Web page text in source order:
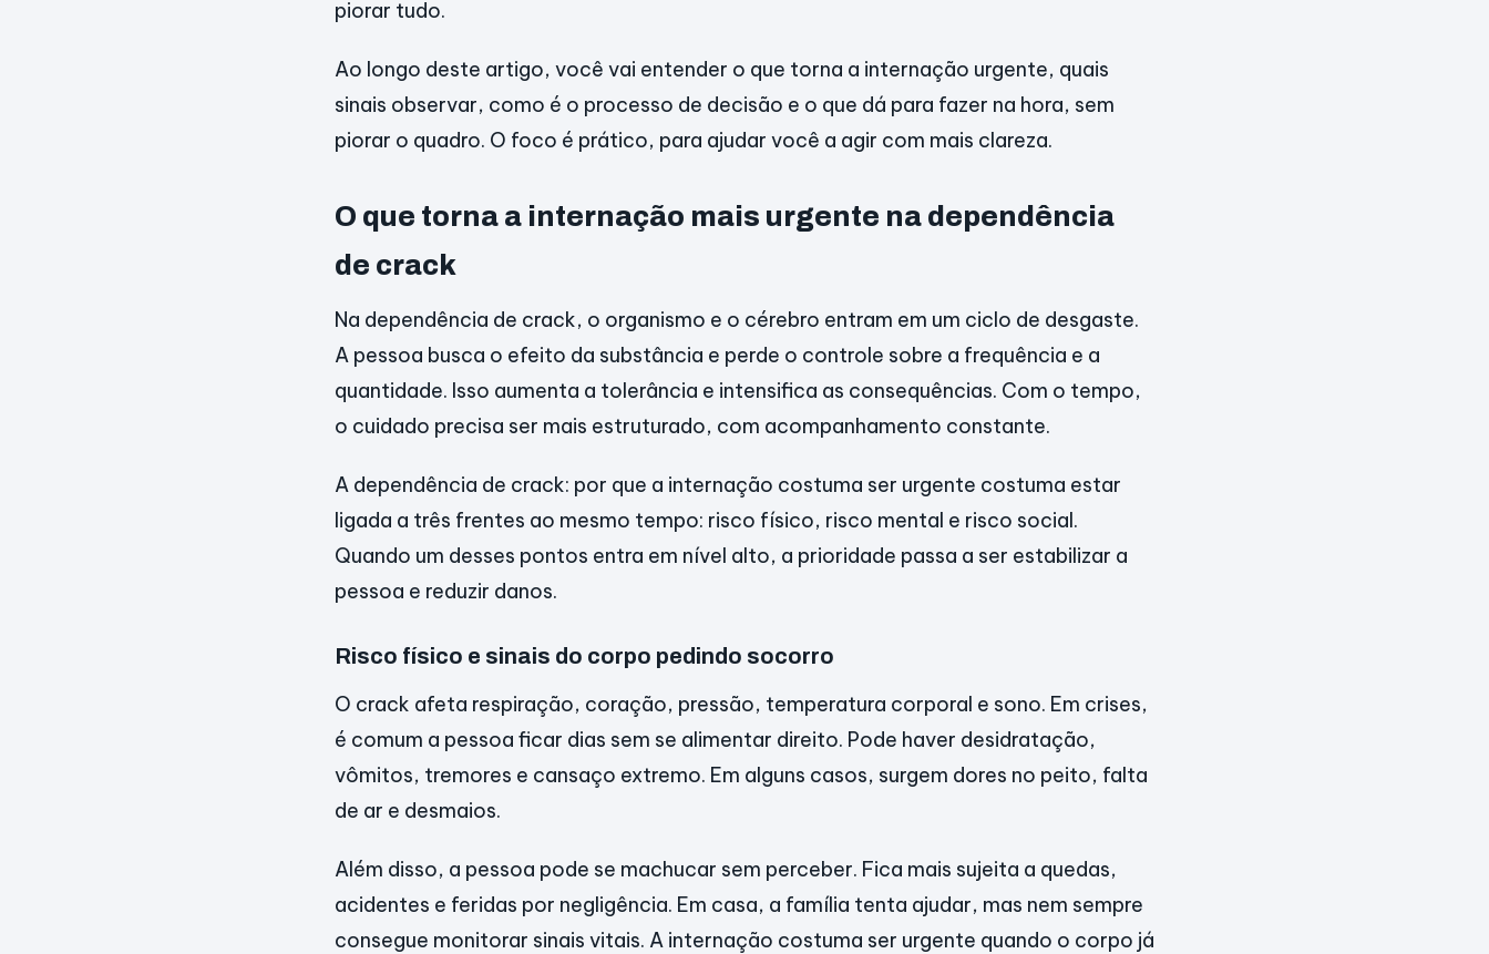
piorar tudo.
Ao longo deste artigo, você vai entender o que torna a internação urgente, quais
sinais observar, como é o processo de decisão e o que dá para fazer na hora, sem
piorar o quadro. O foco é prático, para ajudar você a agir com mais clareza.
O que torna a internação mais urgente na dependência
de crack
Na dependência de crack, o organismo e o cérebro entram em um ciclo de desgaste.
A pessoa busca o efeito da substância e perde o controle sobre a frequência e a
quantidade. Isso aumenta a tolerância e intensifica as consequências. Com o tempo,
o cuidado precisa ser mais estruturado, com acompanhamento constante.
A dependência de crack: por que a internação costuma ser urgente costuma estar
ligada a três frentes ao mesmo tempo: risco físico, risco mental e risco social.
Quando um desses pontos entra em nível alto, a prioridade passa a ser estabilizar a
pessoa e reduzir danos.
Risco físico e sinais do corpo pedindo socorro
O crack afeta respiração, coração, pressão, temperatura corporal e sono. Em crises,
é comum a pessoa ficar dias sem se alimentar direito. Pode haver desidratação,
vômitos, tremores e cansaço extremo. Em alguns casos, surgem dores no peito, falta
de ar e desmaios.
Além disso, a pessoa pode se machucar sem perceber. Fica mais sujeita a quedas,
acidentes e feridas por negligência. Em casa, a família tenta ajudar, mas nem sempre
consegue monitorar sinais vitais. A internação costuma ser urgente quando o corpo já